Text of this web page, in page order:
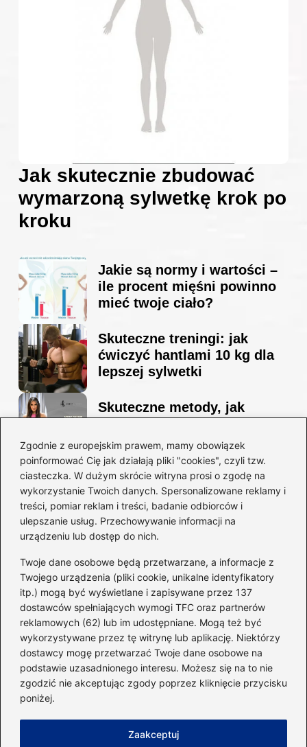
Zgodnie z europejskim prawem, mamy obowiązek
poinformować Cię jak działają pliki "cookies", czyli tzw.
ciasteczka. W dużym skrócie witryna prosi o zgodę na
wykorzystanie Twoich danych. Spersonalizowane reklamy i
treści, pomiar reklam i treści, badanie odbiorców i
ulepszanie usług. Przechowywanie informacji na
urządzeniu lub dostęp do nich.
Twoje dane osobowe będą przetwarzane, a informacje z
Twojego urządzenia (pliki cookie, unikalne identyfikatory
itp.) mogą być wyświetlane i zapisywane przez 137
dostawców spełniających wymogi TFC oraz partnerów
reklamowych (62) lub im udostępniane. Mogą też być
wykorzystywane przez tę witrynę lub aplikację. Niektórzy
dostawcy mogę przetwarzać Twoje dane osobowe na
podstawie uzasadnionego interesu. Możesz się na to nie
zgodzić nie akceptując zgody poprzez kliknięcie przycisku
poniżej.
Zaakceptuj
Jak skutecznie zbudować
wymarzoną sylwetkę krok po
kroku
Jakie są normy i wartości –
ile procent mięśni powinno
mieć twoje ciało?
Skuteczne treningi: jak
ćwiczyć hantlami 10 kg dla
lepszej sylwetki
Skuteczne metody, jak
sylwetkę w zaledwie 90 dni
Idealny garnitur: jak dobrać
go do swojej sylwetki?
Kategorie
Dieta i kalorie(221)
Fitness(236)
Siłownia(101)
Sport(60)
Sprzęt i akcesoria(25)
Suplementy(38)